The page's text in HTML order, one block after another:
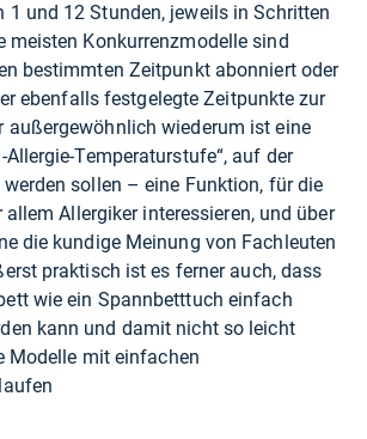
1 und 12 Stunden, jeweils in Schritten
meisten Konkurrenzmodelle sind
bestimmten Zeitpunkt abonniert oder
ebenfalls festgelegte Zeitpunkte zur
außergewöhnlich wiederum ist eine
Allergie-Temperaturstufe“, auf der
sollen – eine Funktion, für die
Allergiker interessieren, und über
die kundige Meinung von Fachleuten
praktisch ist es ferner auch, dass
wie ein Spannbetttuch einfach
kann und damit nicht so leicht
Modelle mit einfachen